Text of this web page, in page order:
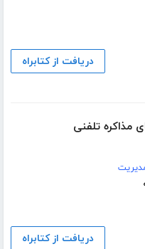
دریافت از کتابراه
مذاکره تلفنی
دریافت از کتابراه